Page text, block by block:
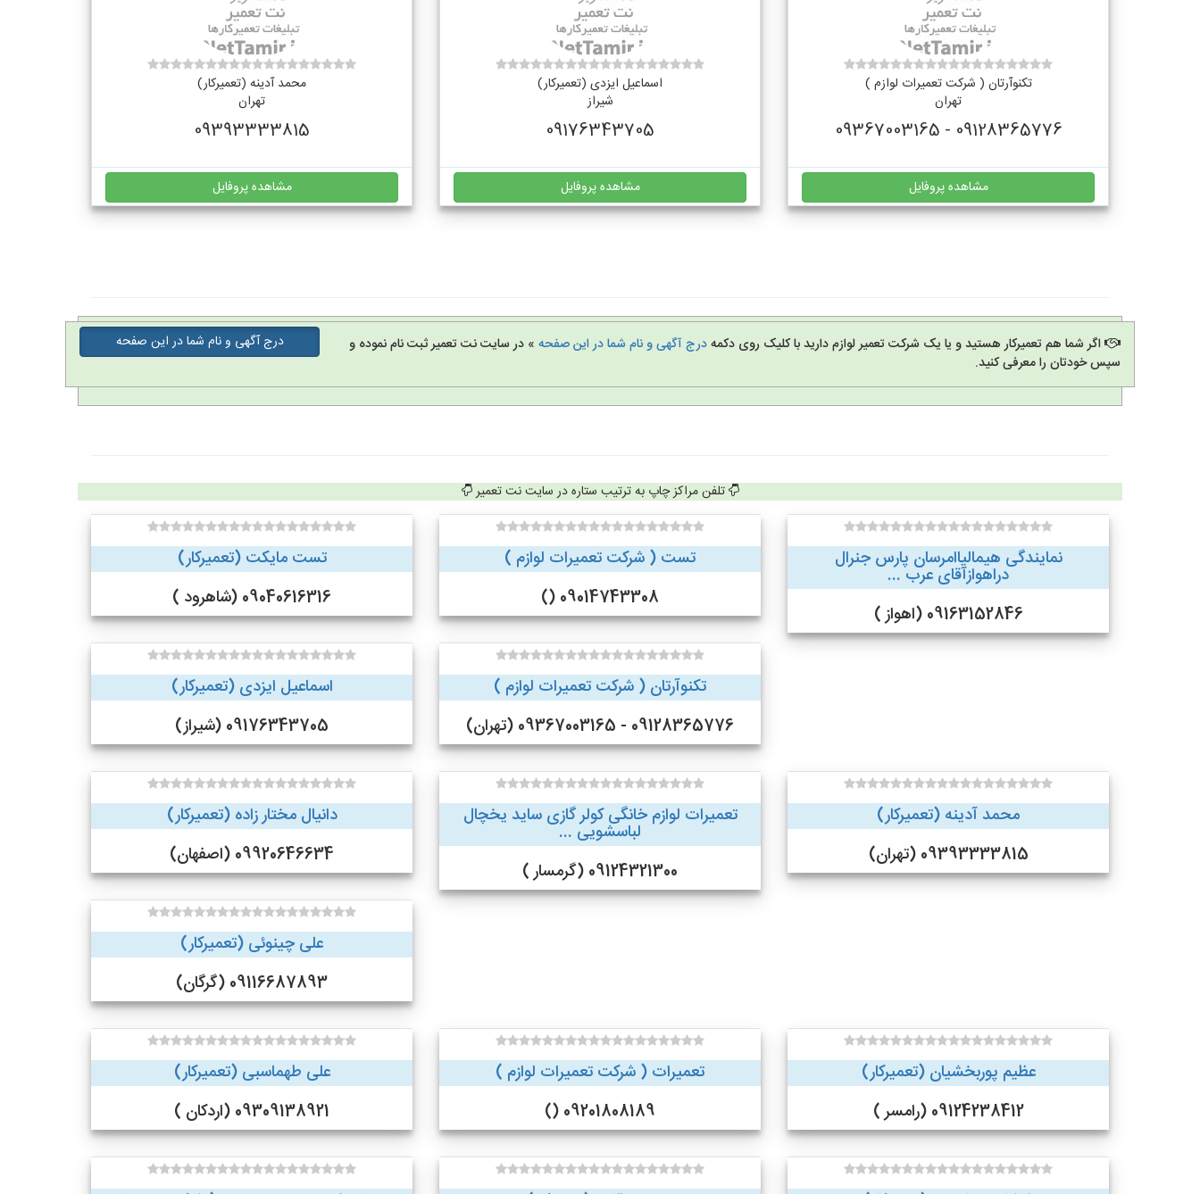
تکنوآرتان ( شرکت تعمیرات لوازم )
تهران
09128365776 - 09367003165
مشاهده پروفایل
اسماعیل ایزدی (تعمیرکار)
شیراز
09176343705
مشاهده پروفایل
محمد آدینه (تعمیرکار)
تهران
09393333815
مشاهده پروفایل
اگر شما هم تعمیرکار هستید و یا یک شرکت تعمیر لوازم دارید با کلیک روی دکمهدرج آگهی و نام شما در این صفحه » در سایت نت تعمیر ثبت نام نموده و
سپس خودتان را معرفی کنید.
درج آگهی و نام شما در این صفحه
تلفن مراکز چاپ به ترتیب ستاره در سایت نت تعمیر
نمایندگی هیمالیاامرسان پارس جنرال
دراهوازآقای عرب ...
09163152846 (اهواز )
تست ( شرکت تعمیرات لوازم )
09014743308 ()
تست مایکت (تعمیرکار)
09040616316 (شاهرود )
تکنوآرتان ( شرکت تعمیرات لوازم )
09128365776 - 09367003165 (تهران)
اسماعیل ایزدی (تعمیرکار)
09176343705 (شیراز)
محمد آدینه (تعمیرکار)
09393333815 (تهران)
تعمیرات لوازم خانگی کولر گازی ساید یخچال
لباسشویی ...
09124321300 (گرمسار )
دانیال مختار زاده (تعمیرکار)
09920646634 (اصفهان)
علی چینوئی (تعمیرکار)
09116687893 (گرگان)
عظیم پوربخشیان (تعمیرکار)
09124238412 (رامسر )
تعمیرات ( شرکت تعمیرات لوازم )
09201808189 ()
علی طهماسبی (تعمیرکار)
09309138921 (اردکان )